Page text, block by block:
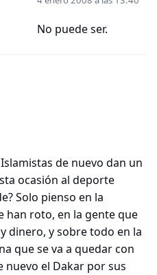
No puede ser.
de nuevo dan un
ocasión al deporte
Solo pienso en la
han roto, en la gente que
dinero, y sobre todo en la
que se va a quedar con
nuevo el Dakar por sus